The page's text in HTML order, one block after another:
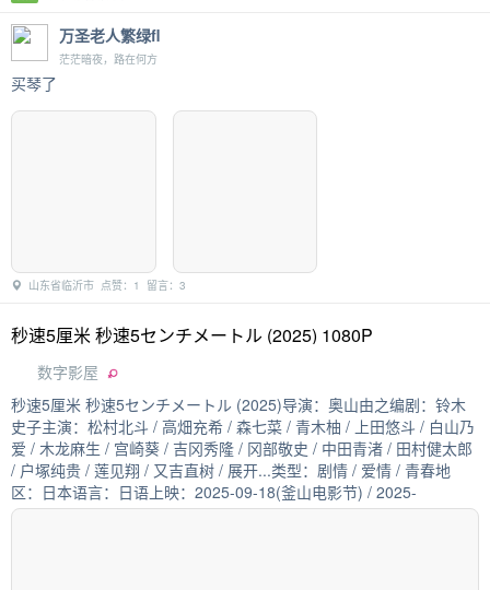
万圣老人繁绿fl
茫茫暗夜，路在何方
买琴了
山东省临沂市 点赞：1 留言：3
秒速5厘米 秒速5センチメートル (2025) 1080P
数字影屋
秒速5厘米 秒速5センチメートル (2025)导演：奥山由之编剧：铃木
史子主演：松村北斗 / 高畑充希 / 森七菜 / 青木柚 / 上田悠斗 / 白山乃
爱 / 木龙麻生 / 宫崎葵 / 吉冈秀隆 / 冈部敬史 / 中田青渚 / 田村健太郎
/ 户塚纯贵 / 莲见翔 / 又吉直树 / 展开...类型：剧情 / 爱情 / 青春地
区：日本语言：日语上映：2025-09-18(釜山电影节) / 2025-